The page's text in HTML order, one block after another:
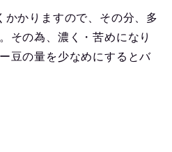
かかりますので、その分、多
その為、濃く・苦めになり
豆の量を少なめにするとバ